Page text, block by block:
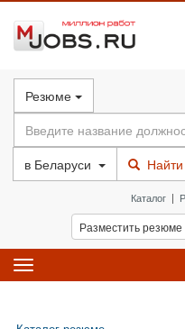
Резюме
в Беларуси Найти
Каталог |
Разместить резюме
Toggle
navigation